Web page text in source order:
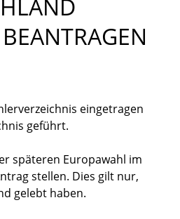
eingetragen
geführt.
späteren Europawahl im
stellen. Dies gilt nur,
gelebt haben.